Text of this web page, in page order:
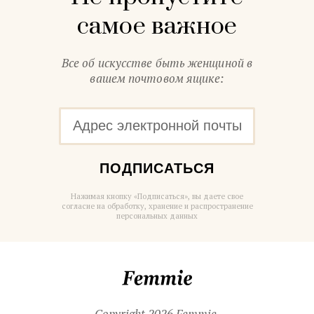
самое важное
Все об искусстве быть женщиной в
вашем почтовом ящике:
ПОДПИСАТЬСЯ
Нажимая кнопку «Подписаться», вы даете свое
согласие на обработку, хранение и распространение
персональных данных